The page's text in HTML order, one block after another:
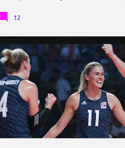
12
ANNIE DREWS É CAMPEÃO! ESTADOS
LIGA DAS NAÇÕES DE VÔLEI 2019 VÔLEI